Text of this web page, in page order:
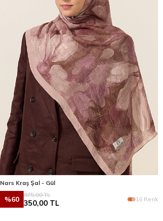
Nars Kraş Şal - Gül
%60
875,00TL
350,00 TL 16 Renk